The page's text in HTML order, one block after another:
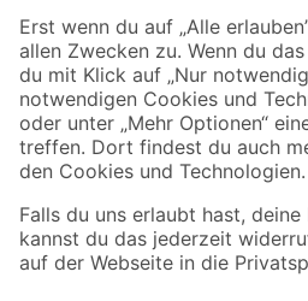
Sicher einkaufen
Jetzt die toom-App herunterladen
Alle Preisangaben in EUR inkl. gesetzl. MwSt.. Die
Umständen nicht in allen Märkten verfügbar. Die